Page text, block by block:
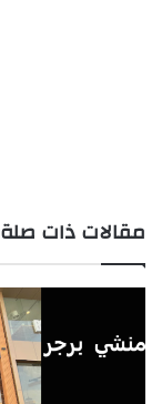
مقالات ذات صلة